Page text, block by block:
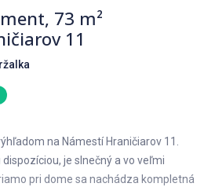
73 m²
11
na Námestí Hraničiarov 11.
je slnečný a vo veľmi
pri dome sa nachádza kompletná